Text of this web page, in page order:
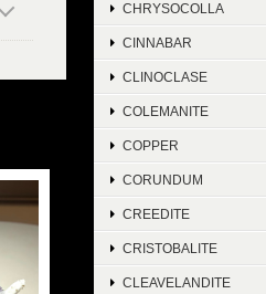
CHRYSOCOLLA
CINNABAR
CLINOCLASE
COLEMANITE
COPPER
CORUNDUM
CREEDITE
CRISTOBALITE
CLEAVELANDITE